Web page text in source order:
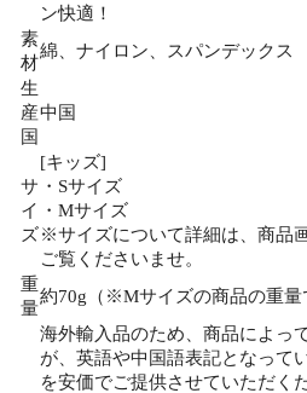
ン快適！
素
材
綿、ナイロン、スパンデックス
生
産
国
中国
サ
イ
ズ
[キッズ]
・Sサイズ
・Mサイズ
※サイズについて詳細は、商品
ご覧くださいませ。
重
量
約70g（※Mサイズの商品の重量
海外輸入品のため、商品によっ
が、英語や中国語表記となって
を安価でご提供させていただく